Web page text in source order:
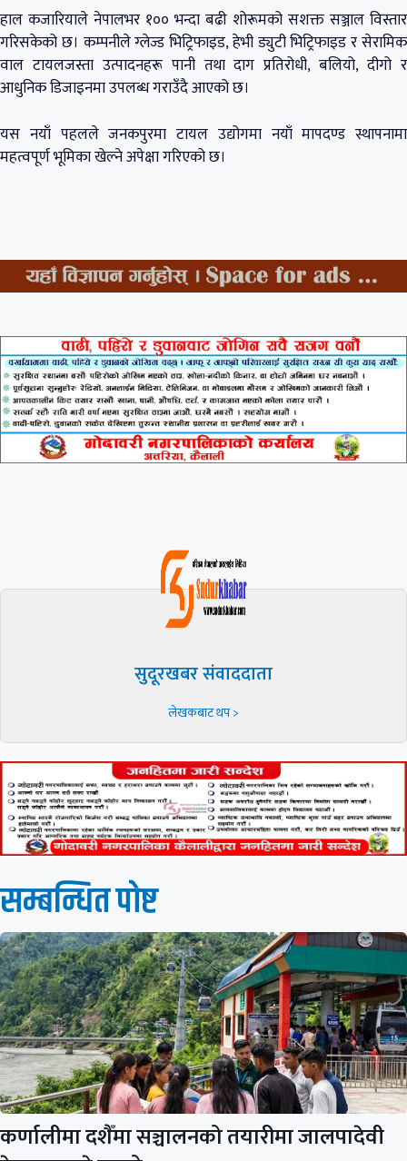
हाल कजारियाले नेपालभर १०० भन्दा बढी शोरूमको सशक्त सञ्जाल विस्तार
गरिसकेको छ। कम्पनीले ग्लेज्ड भिट्रिफाइड, हेभी ड्युटी भिट्रिफाइड र सेरामिक
वाल टायलजस्ता उत्पादनहरू पानी तथा दाग प्रतिरोधी, बलियो, दीगो र
आधुनिक डिजाइनमा उपलब्ध गराउँदै आएको छ।
यस नयाँ पहलले जनकपुरमा टायल उद्योगमा नयाँ मापदण्ड स्थापनामा
महत्वपूर्ण भूमिका खेल्ने अपेक्षा गरिएको छ।
सुदूरखबर संवाददाता
लेखकबाट थप >
सम्बन्धित पाेष्ट
कर्णालीमा दशैँमा सञ्चालनको तयारीमा जालपादेवी